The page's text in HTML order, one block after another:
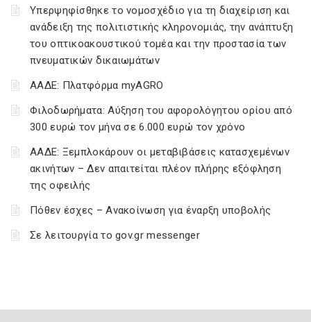
Υπερψηφίσθηκε το νομοσχέδιο για τη διαχείριση και
ανάδειξη της πολιτιστικής κληρονομιάς, την ανάπτυξη
του οπτικοακουστικού τομέα και την προστασία των
πνευματικών δικαιωμάτων
ΑΑΔΕ: Πλατφόρμα myAGRO
Φιλοδωρήματα: Αύξηση του αφορολόγητου ορίου από
300 ευρώ τον μήνα σε 6.000 ευρώ τον χρόνο
ΑΑΔΕ: Ξεμπλοκάρουν οι μεταβιβάσεις κατασχεμένων
ακινήτων – Δεν απαιτείται πλέον πλήρης εξόφληση
της οφειλής
Πόθεν έσχες – Ανακοίνωση για έναρξη υποβολής
Σε λειτουργία το gov.gr messenger